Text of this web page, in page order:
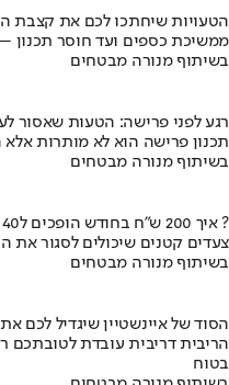
הטעויות שיחתכו לכם את קצבת
ממשיכת כספים ועד חוסר תכנון
בשיתוף מנורה מבטחים
רגע לפני פרישה: הטעות שאסור
תכנון פרישה הוא לא מותרות
בשיתוף מנורה מבטחים
איך 200 ש"ח בחודש הופכים ל140 אלף ?
צעדים קטנים שיכולים לסגור את
בשיתוף מנורה מבטחים
הסוד של איינשטיין שיגדיל לכם
הריבית דריבית עובדת לטובתכם
בטוח